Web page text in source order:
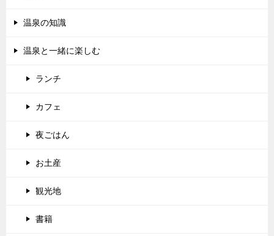
温泉の知識
温泉と一緒に楽しむ
ランチ
カフェ
夜ごはん
お土産
観光地
書籍